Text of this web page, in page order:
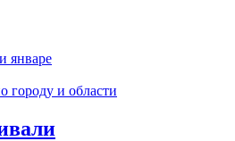
январе
городу и области